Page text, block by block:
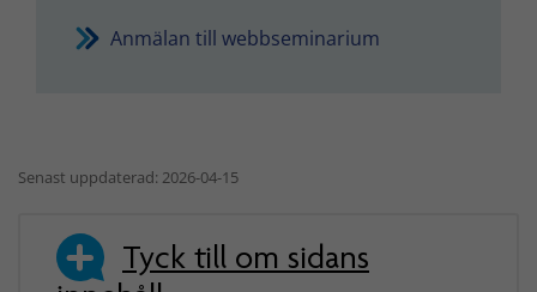
Anmälan till webbseminarium
Senast uppdaterad: 2026-04-15
Tyck till om sidans